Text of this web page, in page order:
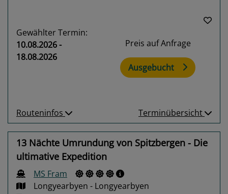
Gewählter Termin:
10.08.2026 -
18.08.2026
Preis auf Anfrage
Ausgebucht
Routeninfos Terminübersicht
13 Nächte Umrundung von Spitzbergen - Die
ultimative Expedition
MS Fram
Longyearbyen - Longyearbyen